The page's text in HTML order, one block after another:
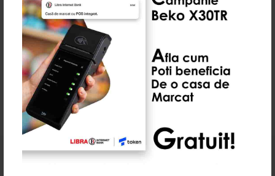
Produse Recomandate
0 Recenzie(i)
Abonează-te la newsletter-ul nostru